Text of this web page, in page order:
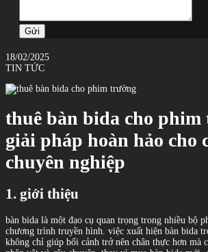
Gửi
18/02/2025
TIN TỨC
thuê bàn bida cho
giải pháp hoàn hảo cho
chuyên nghiệp
1. giới thiệu
bàn bida là một đạo cụ quan trọng trong nhiều bộ
chương trình truyền hình. việc xuất hiện bàn bida
không chỉ giúp bối cảnh trở nên chân thực hơn mà